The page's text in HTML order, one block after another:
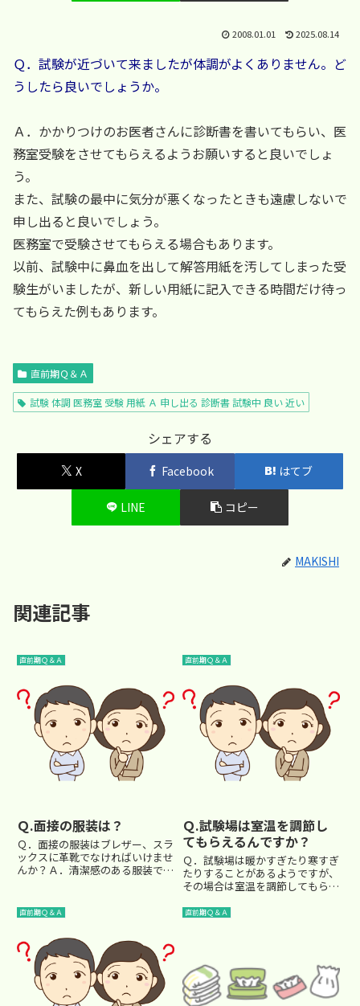
2008.01.01 2025.08.14
Ｑ．試験が近づいて来ましたが体調がよくありません。ど
うしたら良いでしょうか。
Ａ．かかりつけのお医者さんに診断書を書いてもらい、医
務室受験をさせてもらえるようお願いすると良いでしょ
う。
また、試験の最中に気分が悪くなったときも遠慮しないで
申し出ると良いでしょう。
医務室で受験させてもらえる場合もあります。
以前、試験中に鼻血を出して解答用紙を汚してしまった受
験生がいましたが、新しい用紙に記入できる時間だけ待っ
てもらえた例もあります。
直前期Ｑ＆Ａ
試験 体調 医務室 受験 用紙 Ａ 申し出る 診断書 試験中 良い 近い
シェアする
X Facebook はてブ
LINE コピー
MAKISHI
関連記事
直前期Ｑ＆Ａ
Ｑ.面接の服装は？
Ｑ．面接の服装はブレザー、スラ
ックスに革靴でなければいけませ
んか？Ａ．清潔感のある服装であ
様方の間で服装に関する話題がよ
く出るようですが、面接用の服装
を新調したりすることは学校側
も...
直前期Ｑ＆Ａ
Ｑ.試験場は室温を調節し
てもらえるんですか？
Ｑ．試験場は暖かすぎたり寒すぎ
たりすることがあるようですが、
その場合は室温を調節してもらえ
合してもらえません。 １つの教
れ...
直前期Ｑ＆Ａ 直前期Ｑ＆Ａ